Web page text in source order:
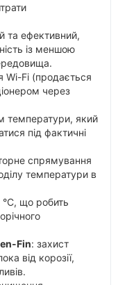
та ефективний,
із меншою
Wi-Fi (продається
через
температури, який
під фактичні
спрямування
температури в
°C, що робить
Fin: захист
від корозії,